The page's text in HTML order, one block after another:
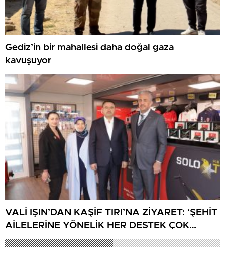
Gediz’in bir mahallesi daha doğal gaza
kavuşuyor
VALİ IŞIN’DAN KAŞİF TIRI’NA ZİYARET: ‘ŞEHİT
AİLELERİNE YÖNELİK HER DESTEK ÇOK
DEĞERLİ’